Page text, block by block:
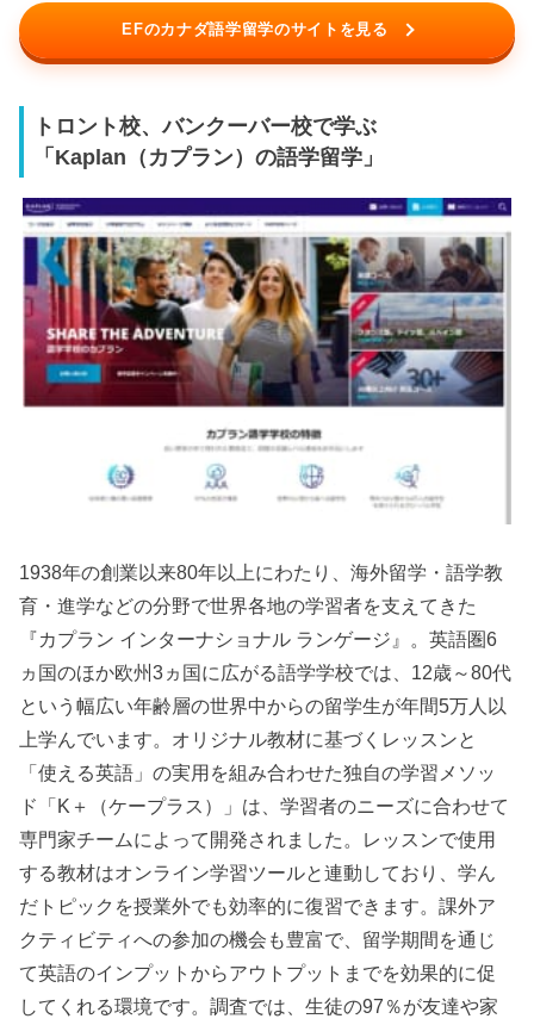
EFのカナダ語学留学のサイトを見る
トロント校、バンクーバー校で学ぶ
「Kaplan（カプラン）の語学留学」
1938年の創業以来80年以上にわたり、海外留学・語学教
育・進学などの分野で世界各地の学習者を支えてきた
『カプラン インターナショナル ランゲージ』。英語圏6
ヵ国のほか欧州3ヵ国に広がる語学学校では、12歳～80代
という幅広い年齢層の世界中からの留学生が年間5万人以
上学んでいます。オリジナル教材に基づくレッスンと
「使える英語」の実用を組み合わせた独自の学習メソッ
ド「K＋（ケープラス）」は、学習者のニーズに合わせて
専門家チームによって開発されました。レッスンで使用
する教材はオンライン学習ツールと連動しており、学ん
だトピックを授業外でも効率的に復習できます。課外ア
クティビティへの参加の機会も豊富で、留学期間を通じ
て英語のインプットからアウトプットまでを効果的に促
してくれる環境です。調査では、生徒の97％が友達や家